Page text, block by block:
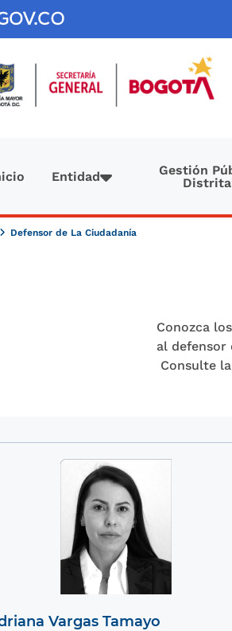
Entidad
Gestión
Defensor de La Ciudadanía
Conozca
al defensor
Consulte
Vargas Tamayo